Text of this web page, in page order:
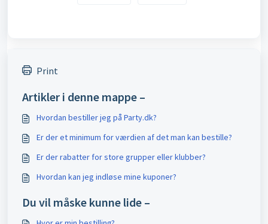
Print
Artikler i denne mappe –
Hvordan bestiller jeg på Party.dk?
Er der et minimum for værdien af det man kan bestille?
Er der rabatter for store grupper eller klubber?
Hvordan kan jeg indløse mine kuponer?
Du vil måske kunne lide –